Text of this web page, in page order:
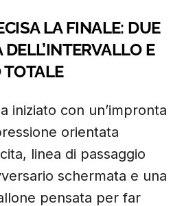
LA FINALE: DUE
E
iniziato con un’impronta
orientata
linea di passaggio
schermata e una
pensata per far